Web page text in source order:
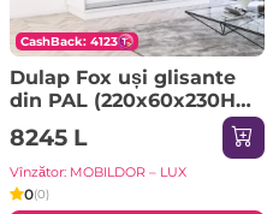
CashBack: 4123
Dulap Fox uși glisante
din PAL (220x60x230H
cm) Sonoma
8245 L
Vînzător: MOBILDOR – LUX
0(0)